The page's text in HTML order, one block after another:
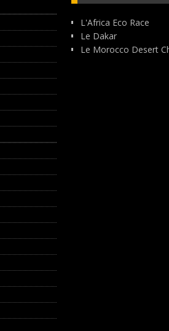
L'Africa Eco Race
Le Dakar
Le Morocco Desert